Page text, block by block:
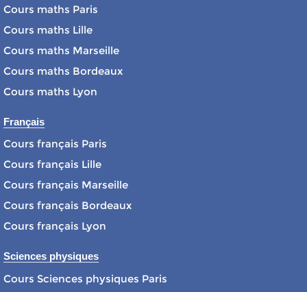
Cours maths Paris
Cours maths Lille
Cours maths Marseille
Cours maths Bordeaux
Cours maths Lyon
Français
Cours français Paris
Cours français Lille
Cours français Marseille
Cours français Bordeaux
Cours français Lyon
Sciences physiques
Cours Sciences physiques Paris